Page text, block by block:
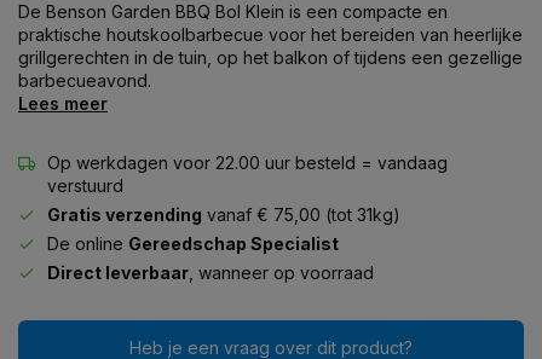
De Benson Garden BBQ Bol Klein is een compacte en
praktische houtskoolbarbecue voor het bereiden van heerlijke
grillgerechten in de tuin, op het balkon of tijdens een gezellige
barbecueavond.
Lees meer
Op werkdagen voor 22.00 uur besteld = vandaag
verstuurd
Gratis verzending vanaf € 75,00 (tot 31kg)
De online Gereedschap Specialist
Direct leverbaar , wanneer op voorraad
Heb je een vraag over dit product?